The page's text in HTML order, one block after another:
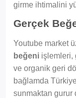
girme ihtimalini
Gerçek
Youtube market
beğeni işlemleri,
ve organik geri
bağlamda
sunmaktan gurur